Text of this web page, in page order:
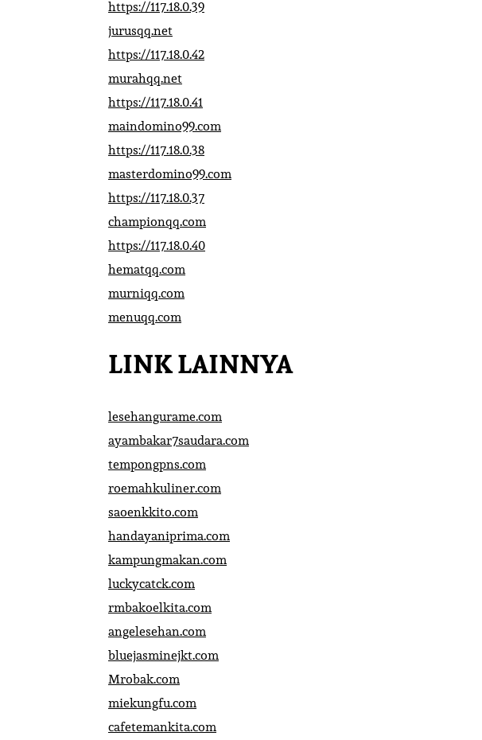
https://117.18.0.39
jurusqq.net
https://117.18.0.42
murahqq.net
https://117.18.0.41
maindomino99.com
https://117.18.0.38
masterdomino99.com
https://117.18.0.37
championqq.com
https://117.18.0.40
hematqq.com
murniqq.com
menuqq.com
LINK LAINNYA
lesehangurame.com
ayambakar7saudara.com
tempongpns.com
roemahkuliner.com
saoenkkito.com
handayaniprima.com
kampungmakan.com
luckycatck.com
rmbakoelkita.com
angelesehan.com
bluejasminejkt.com
Mrobak.com
miekungfu.com
cafetemankita.com